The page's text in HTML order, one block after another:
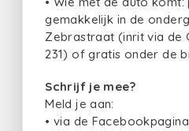
gemakkelijk in de
Zebrastraat (inrit via de
231) of gratis onder de
Schrijf je mee?
Meld je aan:
• via de